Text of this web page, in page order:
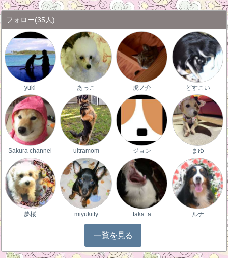
フォロー(35人)
yuki あっこ 虎ノ介 どすこい
Sakura channel ultramom ジョン まゆ
夢桜 miyukitty taka :a ルナ
一覧を見る